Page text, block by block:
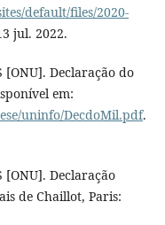
default/files/2020-
jul. 2022.
[ONU]. Declaração do
em:
uninfo/DecdoMil.pdf.
[ONU]. Declaração
de Chaillot, Paris: